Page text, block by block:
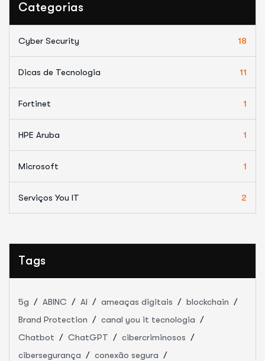
Categorias
Cyber Security 18
Dicas de Tecnologia 11
Fortinet 1
HPE Aruba 1
Microsoft 1
Serviços You IT 2
Tags
5g ABINC AI ameaças digitais
blockchain
Brand Protection
canal you it tecnologia
Chatbot
ChatGPT
cibercriminosos
cibersegurança
conexão segura